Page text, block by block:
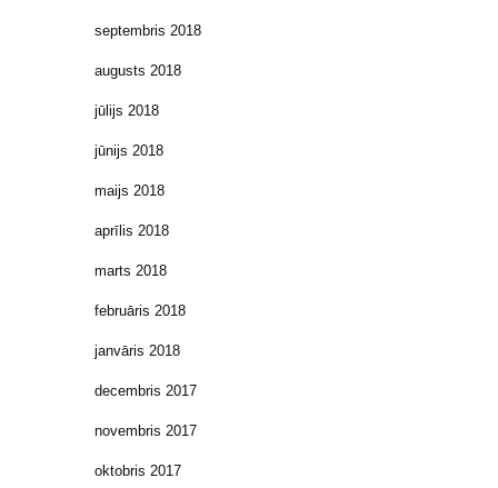
septembris 2018
augusts 2018
jūlijs 2018
jūnijs 2018
maijs 2018
aprīlis 2018
marts 2018
februāris 2018
janvāris 2018
decembris 2017
novembris 2017
oktobris 2017